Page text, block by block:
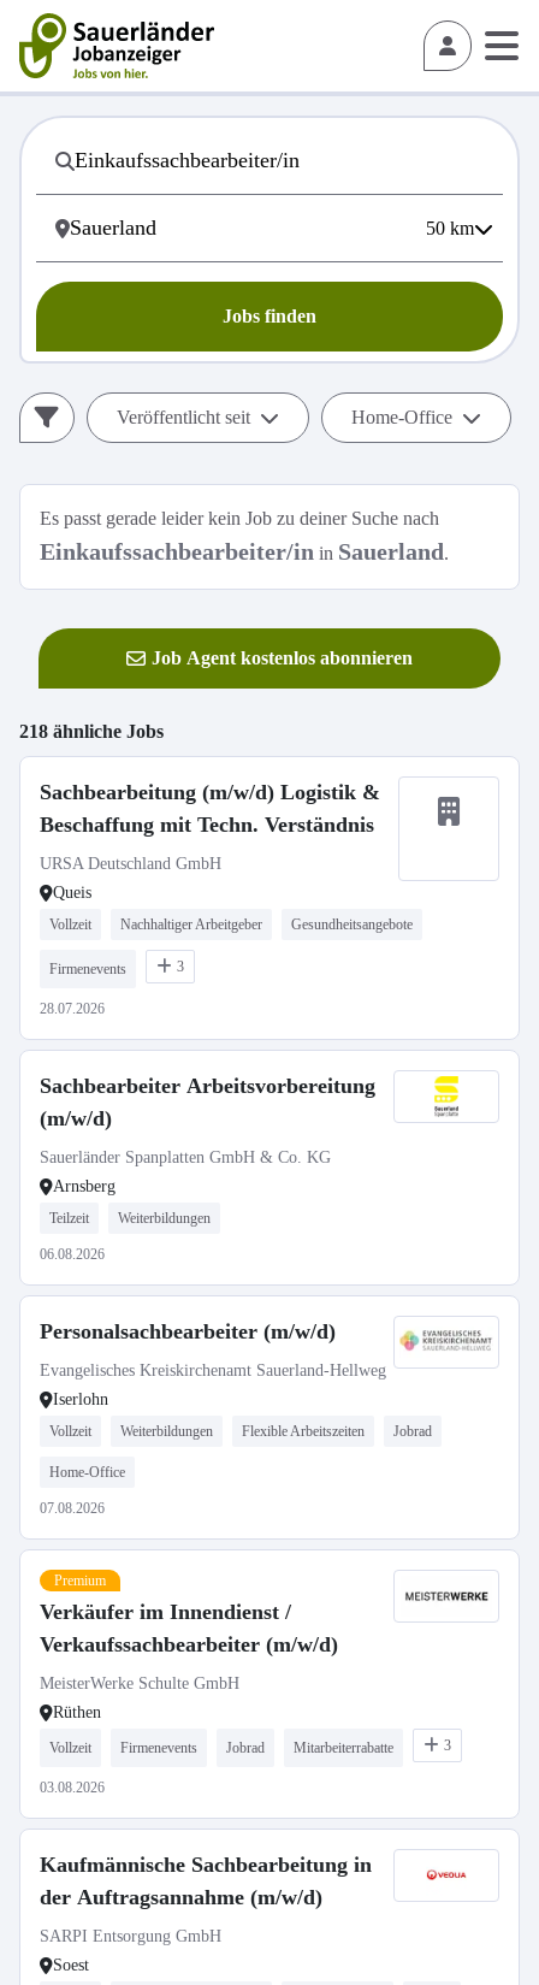
50 km
Jobs finden
Veröffentlicht seit Home-Office
Es passt gerade leider kein Job zu deiner Suche nach
Einkaufssachbearbeiter/in in Sauerland.
Job Agent kostenlos abonnieren
218 ähnliche Jobs
Sachbearbeitung (m/w/d) Logistik &
Beschaffung mit Techn. Verständnis
URSA Deutschland GmbH
Queis
Vollzeit Nachhaltiger Arbeitgeber Gesundheitsangebote
Firmenevents 3
28.07.2026
Sachbearbeiter Arbeitsvorbereitung
(m/w/d)
Sauerländer Spanplatten GmbH & Co. KG
Arnsberg
Teilzeit Weiterbildungen
06.08.2026
Personalsachbearbeiter (m/w/d)
Evangelisches Kreiskirchenamt Sauerland-Hellweg
Iserlohn
Vollzeit Weiterbildungen Flexible Arbeitszeiten Jobrad
Home-Office
07.08.2026
Premium
Verkäufer im Innendienst /
Verkaufssachbearbeiter (m/w/d)
MeisterWerke Schulte GmbH
Rüthen
Vollzeit Firmenevents Jobrad Mitarbeiterrabatte 3
03.08.2026
Kaufmännische Sachbearbeitung in
der Auftragsannahme (m/w/d)
SARPI Entsorgung GmbH
Soest